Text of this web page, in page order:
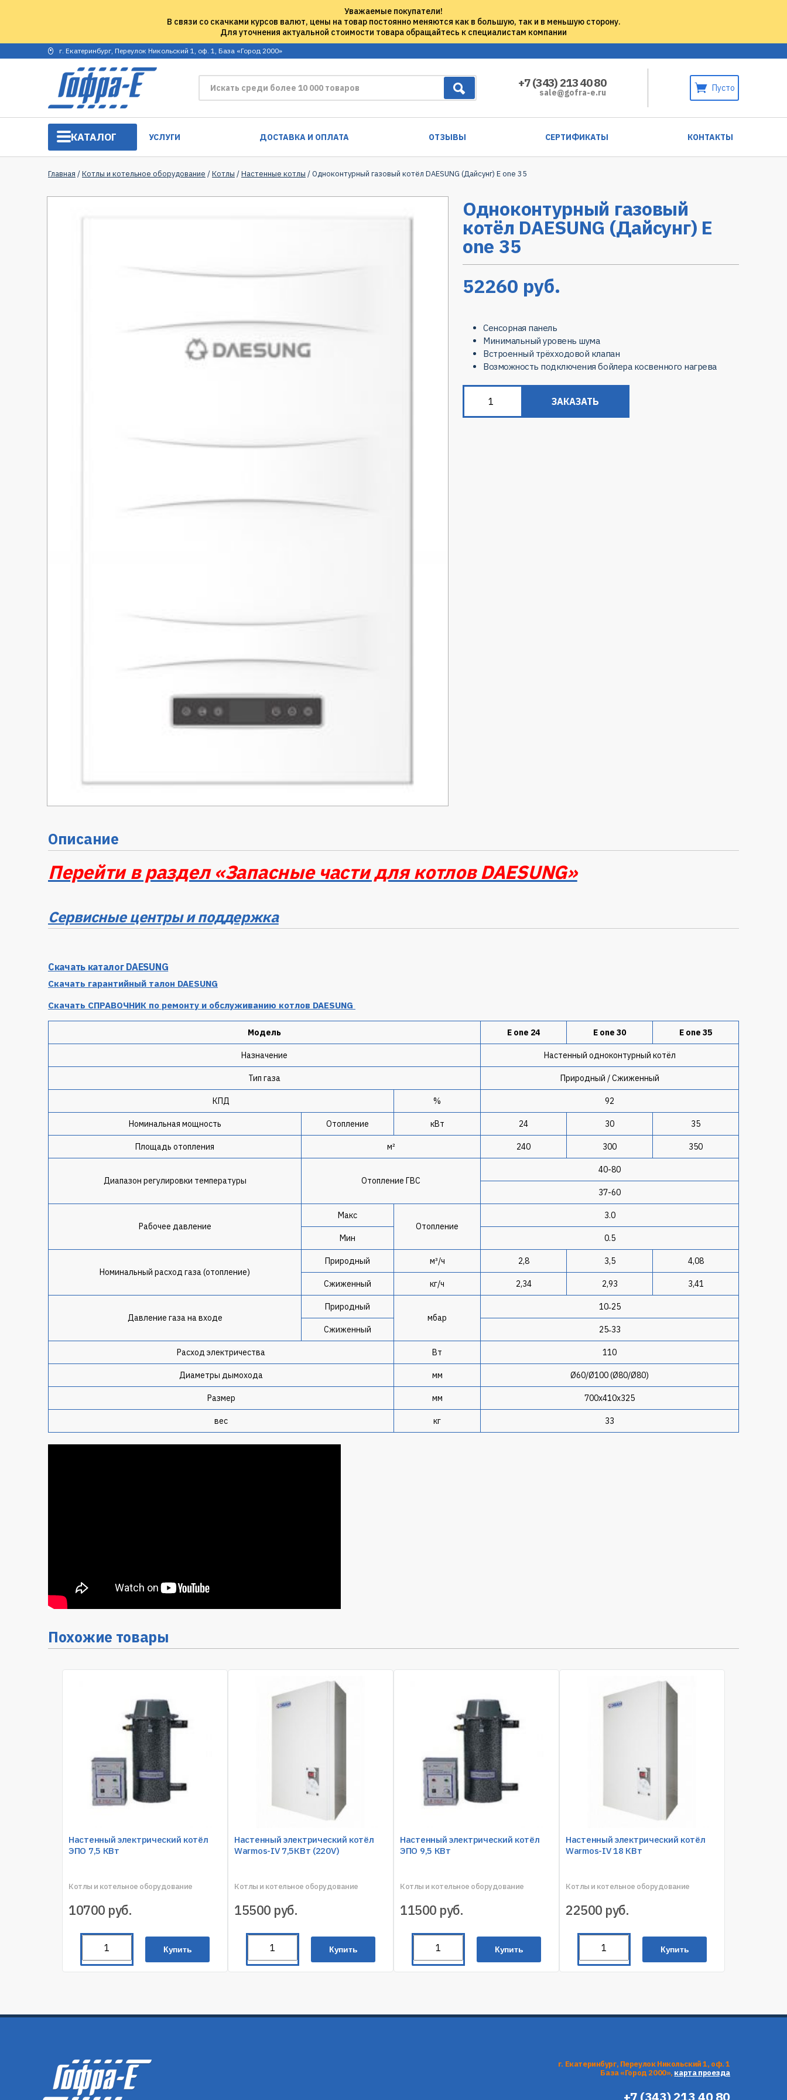
Уважаемые покупатели!
В связи со скачками курсов валют, цены на товар постоянно меняются как в большую, так и в меньшую сторону.
Для уточнения актуальной стоимости товара обращайтесь к специалистам компании
г. Екатеринбург, Переулок Никольский 1, оф. 1, База «Город 2000»
+7 (343) 213 40 80
sale@gofra-e.ru Пусто
КАТАЛОГ УСЛУГИ ДОСТАВКА И ОПЛАТА ОТЗЫВЫ СЕРТИФИКАТЫ КОНТАКТЫ
Главная /Котлы и котельное оборудование /Котлы /Настенные котлы / Одноконтурный газовый котёл DAESUNG (Дайсунг) E one 35
Одноконтурный газовый
котёл DAESUNG (Дайсунг) E
one 35
52260 руб.
Сенсорная панель
Минимальный уровень шума
Встроенный трёхходовой клапан
Возможность подключения бойлера косвенного нагрева
ЗАКАЗАТЬ
Описание
Перейти в раздел «Запасные части для котлов DAESUNG»
Сервисные центры и поддержка
Скачать каталог DAESUNG
Скачать гарантийный талон DAESUNG
Скачать СПРАВОЧНИК по ремонту и обслуживанию котлов DAESUNG
Модель E one 24 E one 30 E one 35
Назначение Настенный одноконтурный котёл
Тип газа Природный / Сжиженный
КПД % 92
Номинальная мощность Отопление кВт 24 30 35
Площадь отопления м² 240 300 350
Диапазон регулировки температуры Отопление ГВС
40-80
37-60
Рабочее давление
Макс
Отопление
3.0
Мин 0.5
Номинальный расход газа (отопление)
Природный м³/ч 2,8 3,5 4,08
Сжиженный кг/ч 2,34 2,93 3,41
Давление газа на входе
Природный
мбар
10˗25
Сжиженный 25˗33
Расход электричества Вт 110
Диаметры дымохода мм Ø60/Ø100 (Ø80/Ø80)
Размер мм 700х410х325
вес кг 33
Похожие товары
Настенный электрический котёл
ЭПО 7,5 КВт
Котлы и котельное оборудование
10700 руб.
Купить
Настенный электрический котёл
Warmos-IV 7,5КВт (220V)
Котлы и котельное оборудование
15500 руб.
Купить
Настенный электрический котёл
ЭПО 9,5 КВт
Котлы и котельное оборудование
11500 руб.
Купить
Настенный электрический котёл
Warmos-IV 18 КВт
Котлы и котельное оборудование
22500 руб.
Купить
г. Екатеринбург, Переулок Никольский 1, оф. 1
База «Город 2000», карта проезда
+7 (343) 213 40 80